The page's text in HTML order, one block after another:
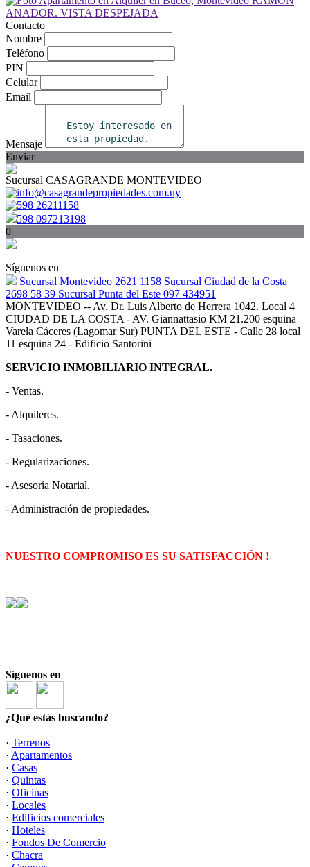
Contacto
Nombre
Teléfono
PIN
Celular
Email
Mensaje
Enviar
Sucursal CASAGRANDE MONTEVIDEO
info@casagrandepropiedades.com.uy
598 26211158
598 097213198
0
Síguenos en
Sucursal Montevideo 2621 1158 Sucursal Ciudad de la Costa
2698 58 39 Sucursal Punta del Este 097 434951
MONTEVIDEO -- Av. Dr. Luis Alberto de Herrera 1042. Local 4
CIUDAD DE LA COSTA - AV. Giannattasio KM 21.200 esquina
Varela Cáceres (Lagomar Sur) PUNTA DEL ESTE - Calle 28 local
11 esquina 24 - Edificio Santorini
SERVICIO INMOBILIARIO INTEGRAL.
- Ventas.
- Alquileres.
- Tasaciones.
- Regularizaciones.
- Asesoría Notarial.
- Administración de propiedades.
NUESTRO COMPROMISO ES SU SATISFACCIÓN !
Síguenos en
¿Qué estás buscando?
· Terrenos
· Apartamentos
· Casas
· Quintas
· Oficinas
· Locales
· Edificios comerciales
· Hoteles
· Fondos De Comercio
· Chacra